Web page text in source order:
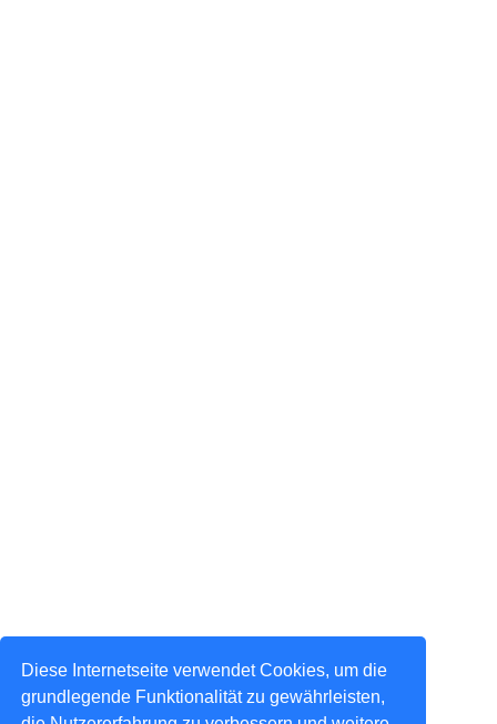
Diese Internetseite verwendet Cookies, um die
grundlegende Funktionalität zu gewährleisten,